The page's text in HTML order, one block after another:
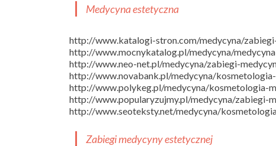
Medycyna estetyczna
http://www.katalogi-stron.com/medycyna/
http://www.mocnykatalog.pl/medycyna/
http://www.neo-net.pl/medycyna/zabiegi-
http://www.novabank.pl/medycyna/
http://www.polykeg.pl/medycyna/kosmetologia-
http://www.popularyzujmy.pl/medycyna/zabiegi-
http://www.seoteksty.net/medycyna/
Zabiegi medycyny estetycznej